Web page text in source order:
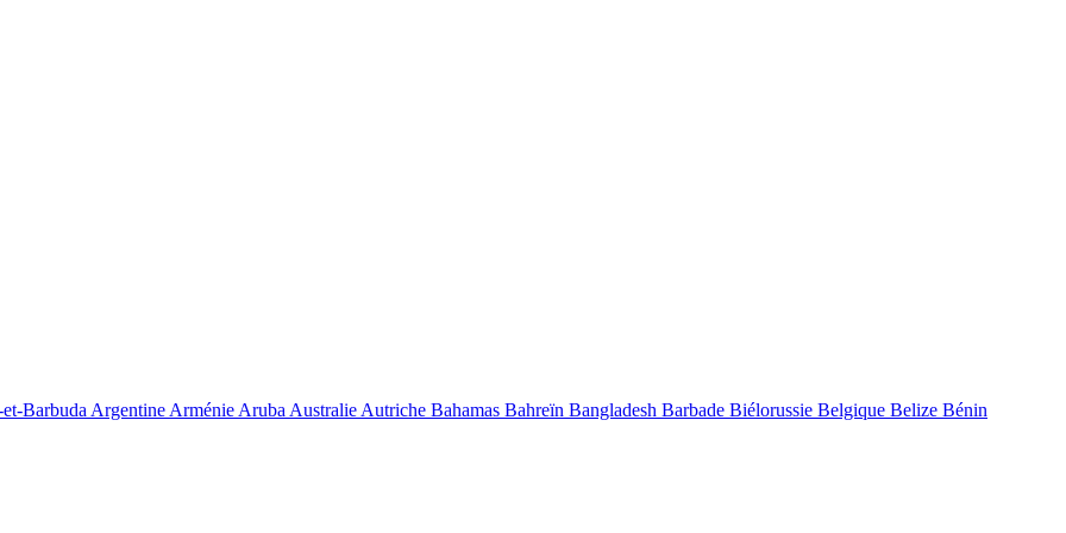
Barbuda Argentine Arménie Aruba Australie Autriche Bahamas Bahreïn Bangladesh Barbade Biélorussie Belgique Belize Bénin